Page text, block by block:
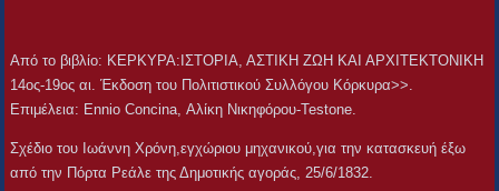
Aπό το βιβλίο: ΚΕΡΚΥΡΑ:ΙΣΤΟΡΙΑ, ΑΣΤΙΚΗ ΖΩΗ ΚΑΙ ΑΡΧΙΤΕΚΤΟΝΙΚΗ
14ος-19ος αι. Έκδοση του Πολιτιστικού Συλλόγου Κόρκυρα>>.
Επιμέλεια: Ennio Concina, Αλίκη Νικηφόρου-Testone.
Σχέδιο του Ιωάννη Χρόνη,εγχώριου μηχανικού,για την κατασκευή έξω
από την Πόρτα Ρεάλε της Δημοτικής αγοράς, 25/6/1832.